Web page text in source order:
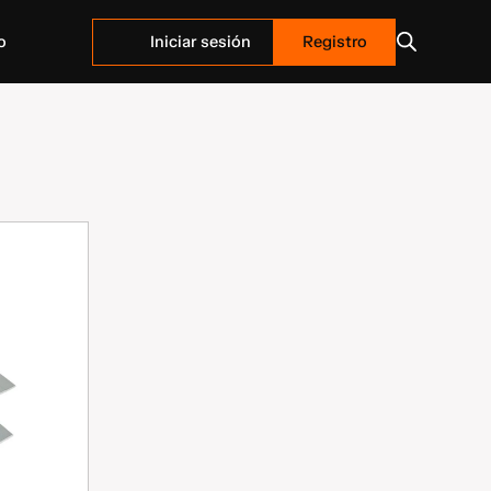
Iniciar sesión Registro